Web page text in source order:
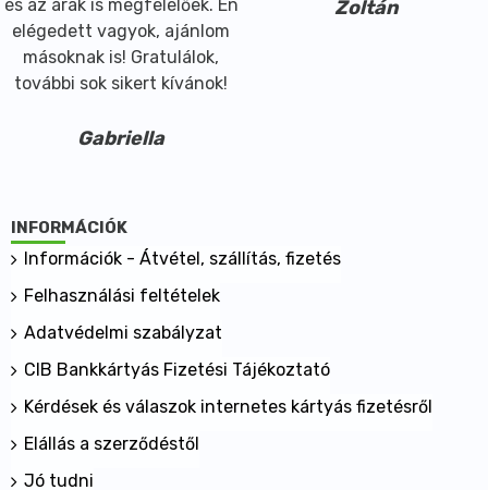
és az árak is megfelelőek. Én
elégedett vagyok, ajánlom
másoknak is! Gratulálok,
további sok sikert kívánok!
Gabriella
Zoltán
INFORMÁCIÓK
Információk - Átvétel, szállítás, fizetés
Felhasználási feltételek
Adatvédelmi szabályzat
CIB Bankkártyás Fizetési Tájékoztató
Kérdések és válaszok internetes kártyás fizetésről
Elállás a szerződéstől
Jó tudni